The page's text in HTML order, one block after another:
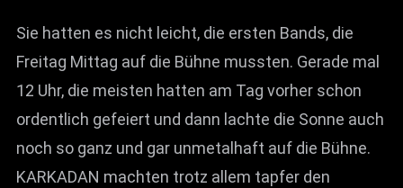
Sie hatten es nicht leicht, die ersten Bands, die
Freitag Mittag auf die Bühne mussten. Gerade mal
12 Uhr, die meisten hatten am Tag vorher schon
ordentlich gefeiert und dann lachte die Sonne auch
noch so ganz und gar unmetalhaft auf die Bühne.
KARKADAN machten trotz allem tapfer den